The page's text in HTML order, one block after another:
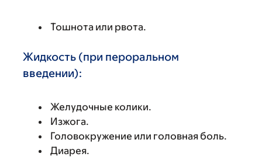
Тошнота или рвота.
Жидкость (при пероральном
введении):
Желудочные колики.
Изжога.
Головокружение или головная боль.
Диарея.